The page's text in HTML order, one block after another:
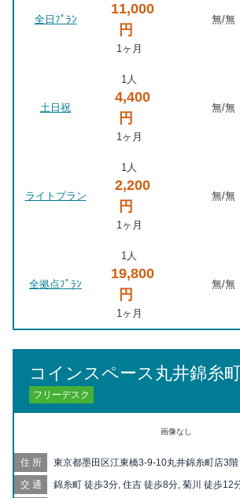
全日ﾌﾟﾗﾝ
11,000
円
1ヶ月
無/無
土日祝
1人
4,400
円
1ヶ月
無/無
ライトプラン
1人
2,200
円
1ヶ月
無/無
全拠点ﾌﾟﾗﾝ
1人
19,800
円
1ヶ月
無/無
コインスペース丸井錦糸
フリーデスク
画像なし
住所 東京都墨田区江東橋3-9-10丸井錦糸町店3階
交通
錦糸町 徒歩3分, 住吉 徒歩8分, 菊川 徒歩12